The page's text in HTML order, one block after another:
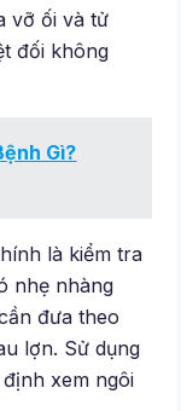
vỡ ối và tử
đối không
Gì?
là kiểm tra
nhẹ nhàng
đưa theo
lợn. Sử dụng
xem ngôi